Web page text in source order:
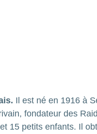
Il est né en 1916 à
fondateur des
15 petits enfants. Il